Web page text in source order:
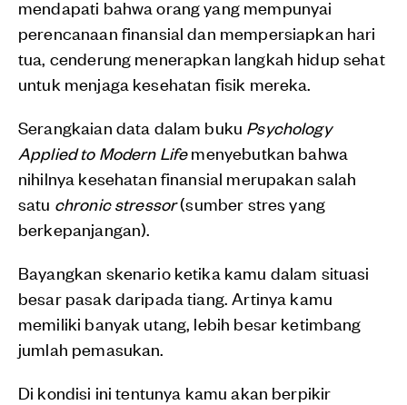
mendapati bahwa orang yang mempunyai
perencanaan finansial dan mempersiapkan hari
tua, cenderung menerapkan langkah hidup sehat
untuk menjaga kesehatan fisik mereka.
Serangkaian data dalam buku Psychology
Applied to Modern Lifemenyebutkan bahwa
nihilnya kesehatan finansial merupakan salah
satu chronic stressor(sumber stres yang
berkepanjangan).
Bayangkan skenario ketika kamu dalam situasi
besar pasak daripada tiang. Artinya kamu
memiliki banyak utang, lebih besar ketimbang
jumlah pemasukan.
Di kondisi ini tentunya kamu akan berpikir